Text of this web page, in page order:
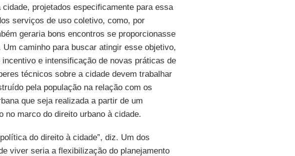
projetados especificamente para essa
serviços de uso coletivo, como, por
geraria bons encontros se proporcionasse
caminho para buscar atingir esse objetivo,
e intensificação de novas práticas de
técnicos sobre a cidade devem trabalhar
pela população na relação com os
que seja realizada a partir de um
no marco do direito urbano à cidade.
do direito à cidade”, diz. Um dos
viver seria a flexibilização do planejamento